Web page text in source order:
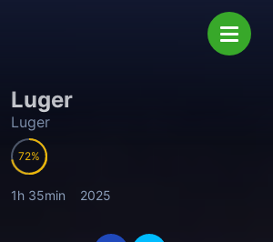
Luger
Luger
72
1h 35min 2025